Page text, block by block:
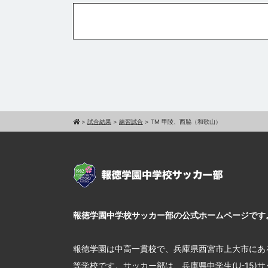
> 試合結果 > 練習試合 > TM 甲陵、西脇（和歌山）
報徳学園中学校サッカー部の公式ホームページです
報徳学園は中高一貫校で、兵庫県西宮市上大市に
等学校です。サッカー部は、兵庫県中学生(U-15)